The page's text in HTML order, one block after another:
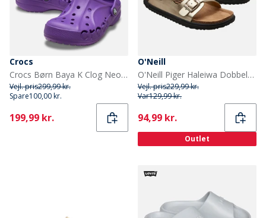
Crocs
Crocs Børn Baya K Clog Neon Purple
Vejl. pris299,99 kr.
Spare100,00 kr.
Current
199,99 kr.
O'Neill
O'Neill Piger Haleiwa Dobbelt Spænde Sandaler Gold
Vejl. pris229,99 kr.
Var129,99 kr.
Current
94,99 kr.
Outlet